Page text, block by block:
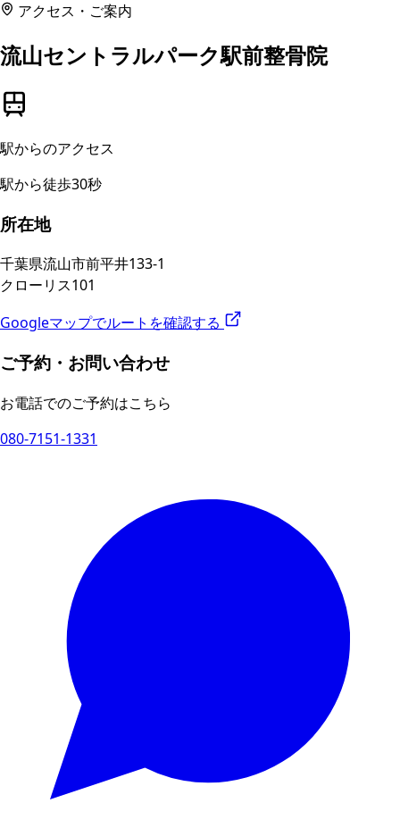
アクセス・ご案内
流山セントラルパーク駅前整骨院
駅からのアクセス
駅から徒歩30秒
所在地
千葉県流山市前平井133-1
クローリス101
Googleマップでルートを確認する
ご予約・お問い合わせ
お電話でのご予約はこちら
080-7151-1331